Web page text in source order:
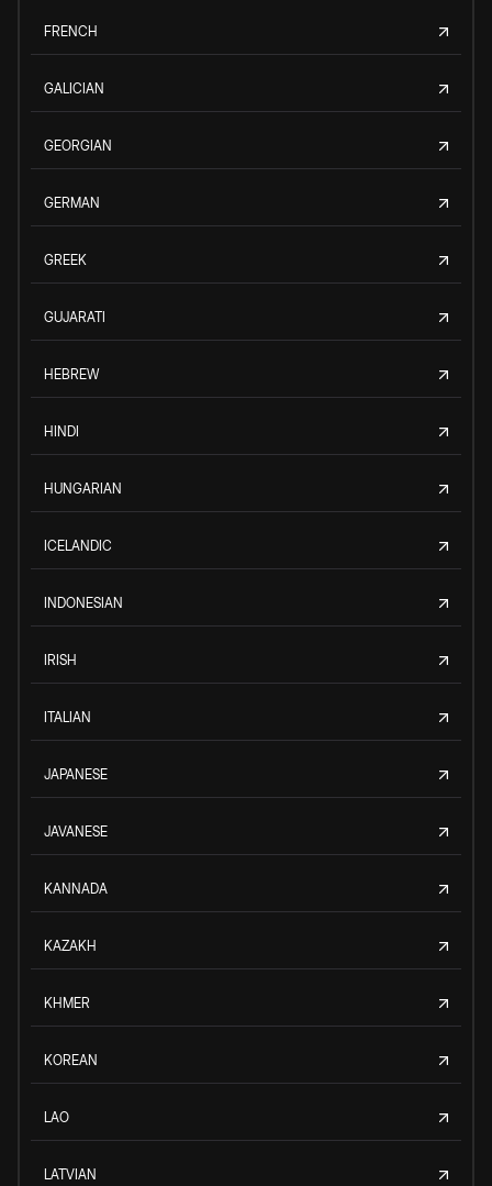
FRENCH
GALICIAN
GEORGIAN
GERMAN
GREEK
GUJARATI
HEBREW
HINDI
HUNGARIAN
ICELANDIC
INDONESIAN
IRISH
ITALIAN
JAPANESE
JAVANESE
KANNADA
KAZAKH
KHMER
KOREAN
LAO
LATVIAN